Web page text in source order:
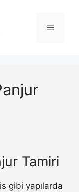
Menü
Tamiri
gibi yapılarda